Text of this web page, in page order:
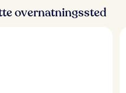
overnatningssted